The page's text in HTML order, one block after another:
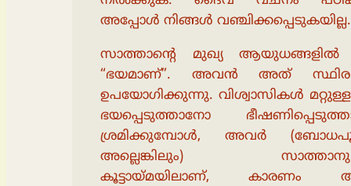
അപ്പോൾ നിങ്ങൾ വഞ്ചിക്കപ്പെടുകയില്ല.
സാത്താൻ്റെ മുഖ്യ ആയുധങ്ങളിൽ
“ഭയമാണ്”. അവൻ അത്
ഉപയോഗിക്കുന്നു. വിശ്വാസികൾ
ഭയപ്പെടുത്താനോ
ശ്രമിക്കുമ്പോൾ, അവർ
അല്ലെങ്കിലും)
കൂട്ടായ്മയിലാണ്, കാരണം